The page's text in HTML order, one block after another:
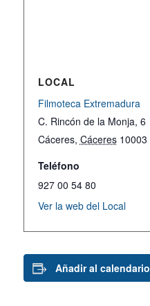
LOCAL
Filmoteca Extremadura
C. Rincón de la Monja, 6
Cáceres, Cáceres 10003
Teléfono
927 00 54 80
Ver la web del Local
Añadir al calendario